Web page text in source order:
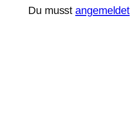
Du musst angemeldet